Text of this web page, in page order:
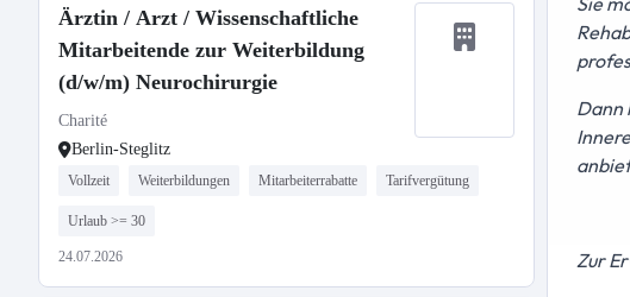
Ärztin / Arzt / Wissenschaftliche
Mitarbeitende zur Weiterbildung
(d/w/m) Neurochirurgie
Charité
Berlin-Steglitz
Vollzeit Weiterbildungen Mitarbeiterrabatte Tarifvergütung
Urlaub >= 30
24.07.2026